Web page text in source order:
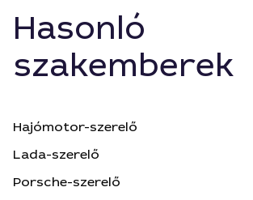
Hasonló
szakemberek
Hajómotor-szerelő
Lada-szerelő
Porsche-szerelő